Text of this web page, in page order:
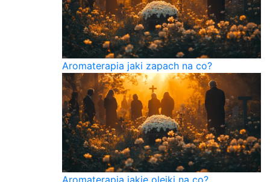
Aromaterapia jaki zapach na co?